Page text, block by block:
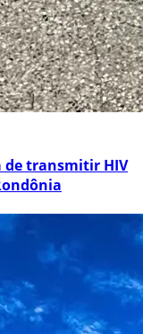
de transmitir HIV